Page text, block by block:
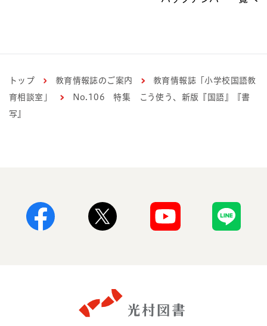
トップ 教育情報誌のご案内
教育情報誌「小学校国語教
育相談室」
No.106 特集 こう使う、新版『国語』『書
写』